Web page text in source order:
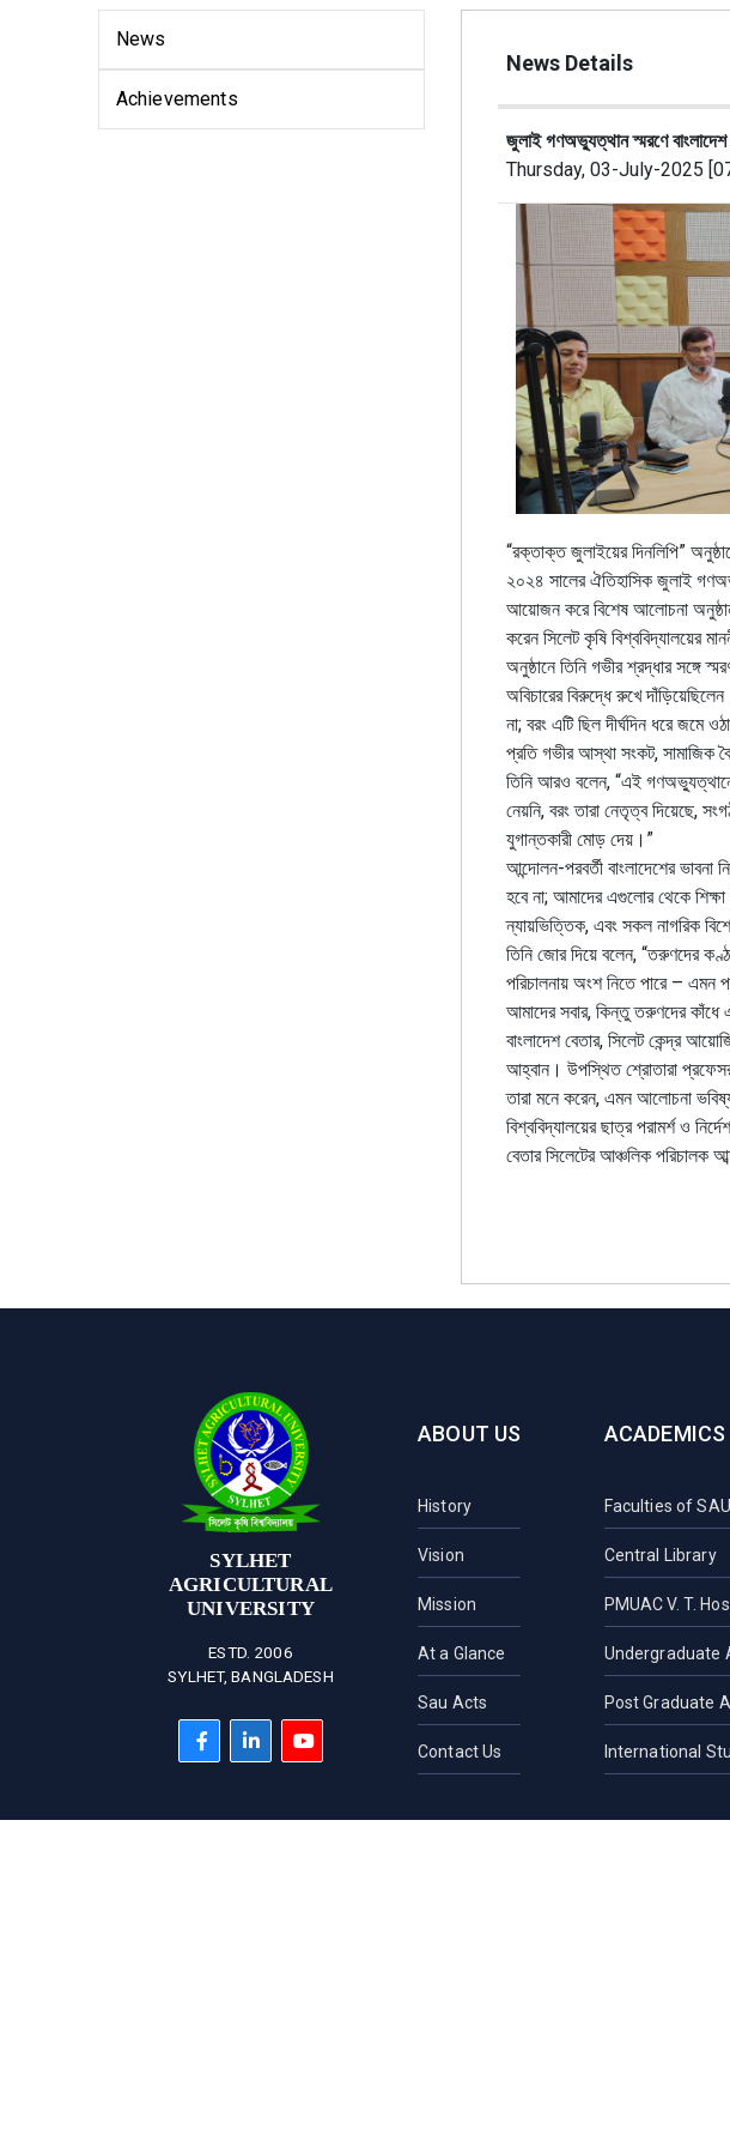
News
Achievements
News Details
জুলাই গণঅভ্যুত্থান স্মরণে
Thursday, 03-July-2025
“রক্তাক্ত জুলাইয়ের দিনলিপি”
২০২৪ সালের ঐতিহাসিক জুলাই
আয়োজন করে বিশেষ আলোচনা
করেন সিলেট কৃষি বিশ্ববিদ্যালয়ের
অনুষ্ঠানে তিনি গভীর শ্রদ্ধার সঙ্গে
অবিচারের বিরুদ্ধে রুখে
না; বরং এটি ছিল দীর্ঘদিন ধরে জমে
প্রতি গভীর আস্থা সংকট, সামাজিক
তিনি আরও বলেন, “এই
নেয়নি, বরং তারা নেতৃত্ব দিয়েছে,
যুগান্তকারী মোড় দেয়।”
আন্দোলন-পরবর্তী বাংলাদেশের
হবে না; আমাদের এগুলোর থেকে
ন্যায়ভিত্তিক, এবং সকল নাগরিক
তিনি জোর দিয়ে বলেন, “তরুণদের
পরিচালনায় অংশ নিতে পারে – এমন
আমাদের সবার, কিন্তু তরুণদের কাঁধে
বাংলাদেশ বেতার, সিলেট কেন্দ্র
আহ্বান। উপস্থিত শ্রোতারা
তারা মনে করেন, এমন আলোচনা
বিশ্ববিদ্যালয়ের ছাত্র পরামর্শ ও
বেতার সিলেটের আঞ্চলিক পরিচালক
SYLHET
AGRICULTURAL
UNIVERSITY
ESTD. 2006
SYLHET, BANGLADESH
ABOUT US
History
Vision
Mission
At a Glance
Sau Acts
Contact Us
ACADEMICS
Faculties of SAU
Central Library
PMUAC V. T.
Undergraduate
Post Graduate
International